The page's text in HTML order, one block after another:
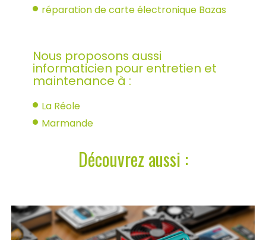
réparation de carte électronique Bazas
Nous proposons aussi
informaticien pour entretien et
maintenance à :
La Réole
Marmande
Découvrez aussi :